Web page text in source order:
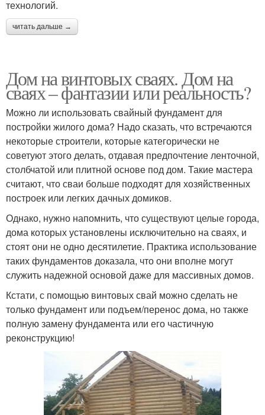
технологий.
читать дальше →
Дом на винтовых сваях. Дом на
сваях – фантазии или реальность?
Можно ли использовать свайный фундамент для
постройки жилого дома? Надо сказать, что встречаются
некоторые строители, которые категорически не
советуют этого делать, отдавая предпочтение ленточной,
столбчатой или плитной основе под дом. Такие мастера
считают, что сваи больше подходят для хозяйственных
построек или легких дачных домиков.
Однако, нужно напомнить, что существуют целые города,
дома которых установлены исключительно на сваях, и
стоят они не одно десятилетие. Практика использование
таких фундаментов доказала, что они вполне могут
служить надежной основой даже для массивных домов.
Кстати, с помощью винтовых свай можно сделать не
только фундамент или подъем/перенос дома, но также
полную замену фундамента или его частичную
реконструкцию!